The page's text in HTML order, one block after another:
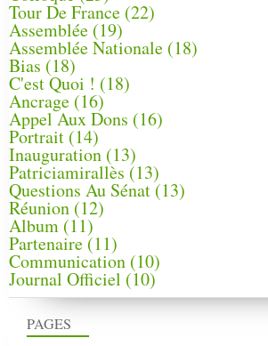
PAGES
Tour De France (22)
Assemblée (19)
Assemblée Nationale (18)
Bias (18)
C'est Quoi ! (18)
Ancrage (16)
Appel Aux Dons (16)
Portrait (14)
Inauguration (13)
Patriciamirallès (13)
Questions Au Sénat(13)
Réunion (12)
Album (11)
Partenaire(11)
Communication (10)
Journal Officiel (10)